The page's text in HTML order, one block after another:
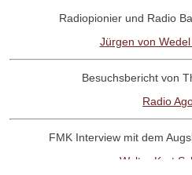
Radiopionier und Radio
Jürgen von
Besuchsbericht von
Radio
FMK Interview mit dem
Walter Kurt